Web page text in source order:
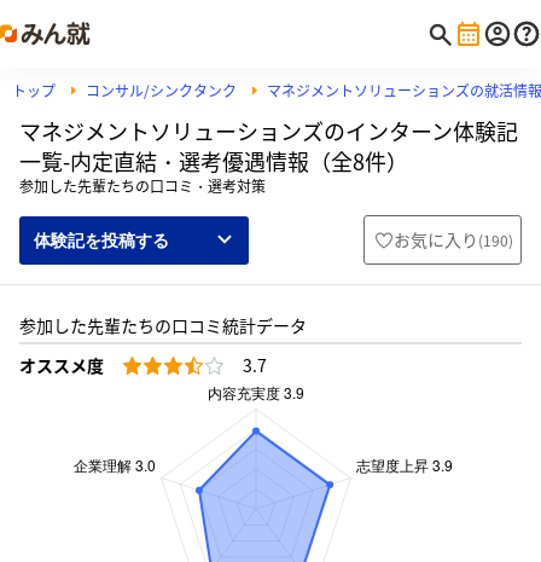
トップ コンサル/シンクタンク マネジメントソリューションズの就活情報
マネジメントソリューションズのインターン体験記
一覧-内定直結・選考優遇情報（全8件）
参加した先輩たちの口コミ・選考対策
体験記を投稿する お気に入り (190)
参加した先輩たちの口コミ統計データ
オススメ度
3.7